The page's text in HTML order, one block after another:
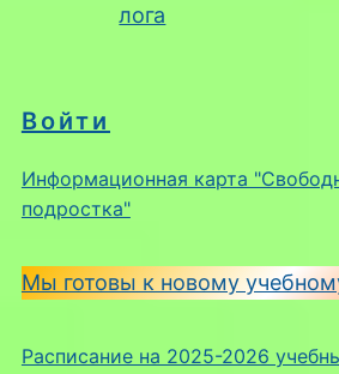
Войти
Информационная карта
подростка"
Мы готовы к новому
Расписание на 2025-2026
лога